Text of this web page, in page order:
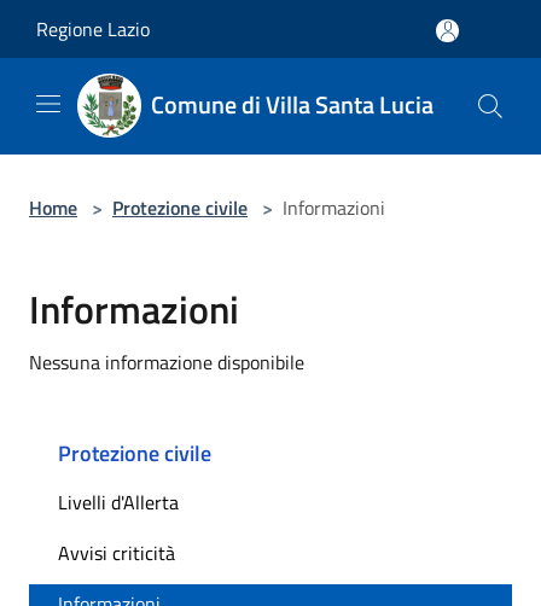
Regione Lazio
Comune di Villa Santa Lucia
Home > Protezione civile > Informazioni
Informazioni
Nessuna informazione disponibile
Protezione civile
Livelli d'Allerta
Avvisi criticità